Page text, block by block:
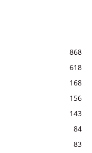
868
618
168
156
143
84
83